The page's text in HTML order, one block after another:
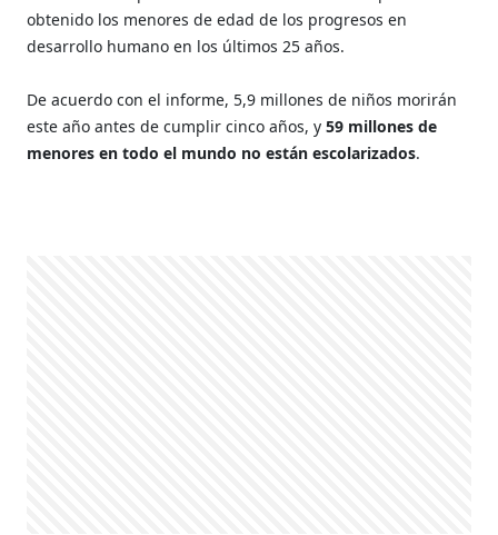
obtenido los menores de edad de los progresos en
desarrollo humano en los últimos 25 años.
De acuerdo con el informe, 5,9 millones de niños morirán
este año antes de cumplir cinco años, y 59 millones de
menores en todo el mundo no están escolarizados.